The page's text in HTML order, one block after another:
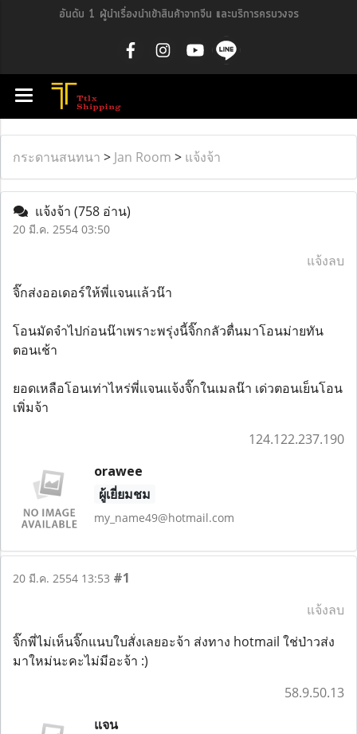
อันดับ 1 ผู้นำเรื่องนำเข้าสินค้าจากจีน และบริการครบวงจร
กระดานสนทนา > Jan Room > แจ้งจ้า
แจ้งจ้า (758 อ่าน)
20 มี.ค. 2554 03:50
แจ้งลบ
จิ๊กส่งออเดอร์ให้พี่เเจนเเล้วน๊า
โอนมัดจำไปก่อนน๊าเพราะพรุ่งนี้จิ๊กกลัวตื่นมาโอนม่ายทัน
ตอนเช้า
ยอดเหลือโอนเท่าไหร่พี่เเจนเเจ้งจิ๊กในเมลน๊า เด่วตอนเย็นโอน
เพิ่มจ้า
124.122.237.190
orawee
ผู้เยี่ยมชม
my_name49@hotmail.com
20 มี.ค. 2554 13:53 #1
แจ้งลบ
จิ๊กพี่ไม่เห็นจิ๊กแนบใบสั่งเลยอะจ้า ส่งทาง hotmail ใช่ป่าวส่ง
มาใหม่นะคะไม่มีอะจ้า :)
58.9.50.13
แจน